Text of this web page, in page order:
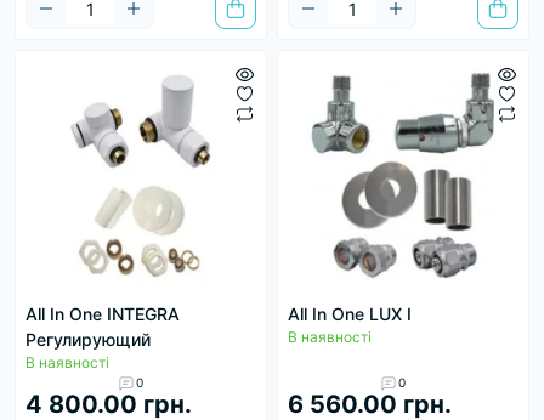
All In One INTEGRA
Регулирующий
В наявності
0
4 800.00 грн.
All In One LUX I
В наявності
0
6 560.00 грн.